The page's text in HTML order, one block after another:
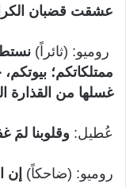
عشقت قضبان
روميو: (ثائراً)
ممتلكاتكم؛
غسلها من القذارة
عُطيل: وقلوبنا لمَ
روميو: (ضاحكاً) إن